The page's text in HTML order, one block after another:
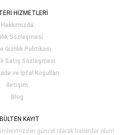
HİZMETLERİ
Hakkımızda
Sözleşmesi
Gizlilik Politikası
Satış Sözleşmesi
ve İptal Koşulları
İletişim
Blog
KAYIT
güncel olarak haberdar olun!